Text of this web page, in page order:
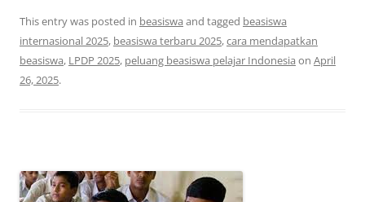
This entry was posted in beasiswa and tagged beasiswa
internasional 2025, beasiswa terbaru 2025,cara mendapatkan
beasiswa, LPDP 2025, peluang beasiswa pelajar Indonesia on April
26, 2025.